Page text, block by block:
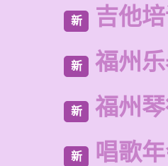
新 吉他
新 福州
新 福州
新 唱歌